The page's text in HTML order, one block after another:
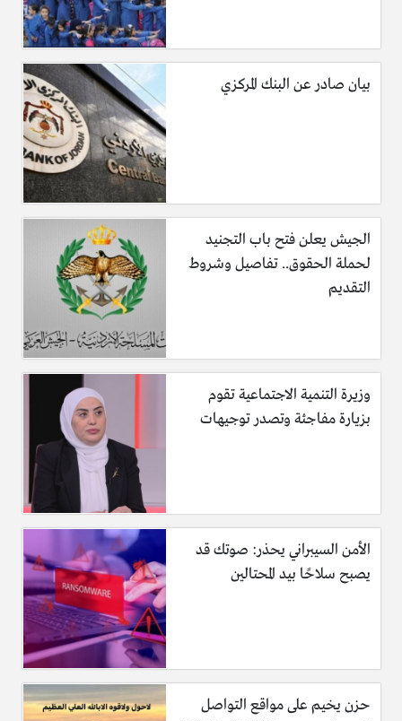
بيان صادر عن البنك المركزي
الجيش يعلن فتح باب التجنيد
لحملة الحقوق.. تفاصيل وشروط
التقديم
وزيرة التنمية الاجتماعية تقوم
بزيارة مفاجئة وتصدر توجيهات
الأمن السيبراني يحذر: صوتك قد
يصبح سلاحًا بيد المحتالين
حزن يخيم على مواقع التواصل